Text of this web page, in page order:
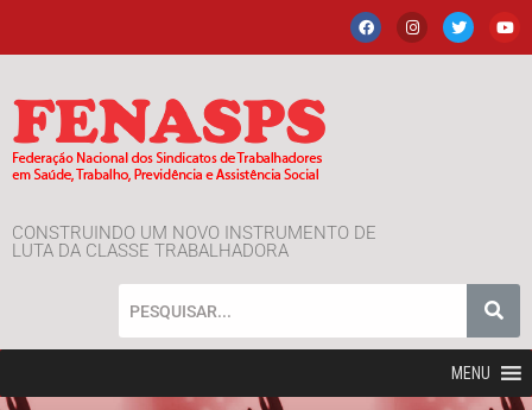
CONSTRUINDO UM NOVO INSTRUMENTO DE
LUTA DA CLASSE TRABALHADORA
MENU